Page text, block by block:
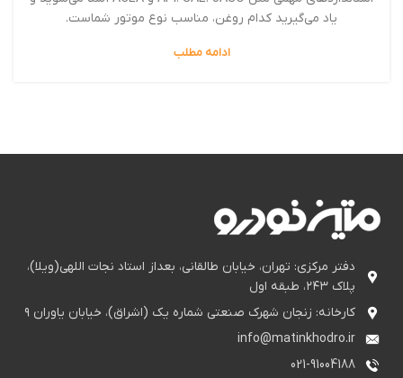
یاد می‌گیرید کدام روغن، مناسب نوع موتور شماست.
ادامه مطلب
دفتر مرکزی: تهران، خیابان طالقانی، بعداز استاد نجات اللهی(ویلا)،
پلاک ۲۴۳، طبقه اول
کارخانه: زنجان شهرک صنعتی شماره یک (اشراق)، خیابان یاوران ۹
info@matinkhodro.ir
021-91004188